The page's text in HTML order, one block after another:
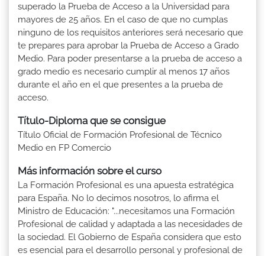
superado la Prueba de Acceso a la Universidad para
mayores de 25 años. En el caso de que no cumplas
ninguno de los requisitos anteriores será necesario que
te prepares para aprobar la Prueba de Acceso a Grado
Medio. Para poder presentarse a la prueba de acceso a
grado medio es necesario cumplir al menos 17 años
durante el año en el que presentes a la prueba de
acceso.
Título-Diploma que se consigue
Título Oficial de Formación Profesional de Técnico
Medio en FP Comercio
Más información sobre el curso
La Formación Profesional es una apuesta estratégica
para España. No lo decimos nosotros, lo afirma el
Ministro de Educación: "...necesitamos una Formación
Profesional de calidad y adaptada a las necesidades de
la sociedad. El Gobierno de España considera que esto
es esencial para el desarrollo personal y profesional de